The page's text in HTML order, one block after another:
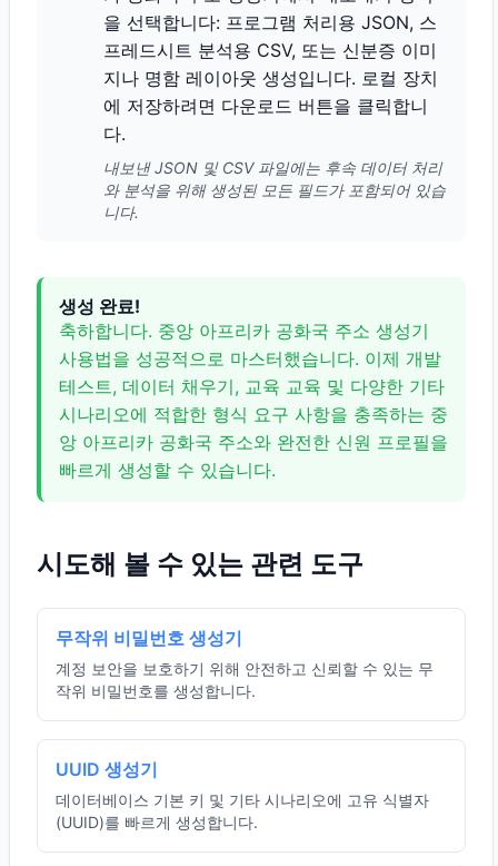
을 선택합니다: 프로그램 처리용 JSON, 스
프레드시트 분석용 CSV, 또는 신분증 이미
지나 명함 레이아웃 생성입니다. 로컬 장치
에 저장하려면 다운로드 버튼을 클릭합니
다.
내보낸 JSON 및 CSV 파일에는 후속 데이터 처리
와 분석을 위해 생성된 모든 필드가 포함되어 있습
니다.
생성 완료!
축하합니다. 중앙 아프리카 공화국 주소 생성기
사용법을 성공적으로 마스터했습니다. 이제 개발
테스트, 데이터 채우기, 교육 교육 및 다양한 기타
시나리오에 적합한 형식 요구 사항을 충족하는 중
앙 아프리카 공화국 주소와 완전한 신원 프로필을
빠르게 생성할 수 있습니다.
시도해 볼 수 있는 관련 도구
무작위 비밀번호 생성기
계정 보안을 보호하기 위해 안전하고 신뢰할 수 있는 무
작위 비밀번호를 생성합니다.
UUID 생성기
데이터베이스 기본 키 및 기타 시나리오에 고유 식별자
(UUID)를 빠르게 생성합니다.